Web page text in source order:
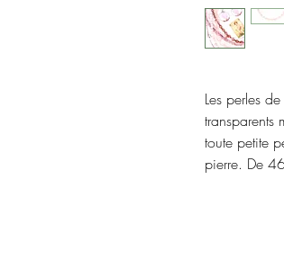
Les perles
transparents
toute petite
pierre. De